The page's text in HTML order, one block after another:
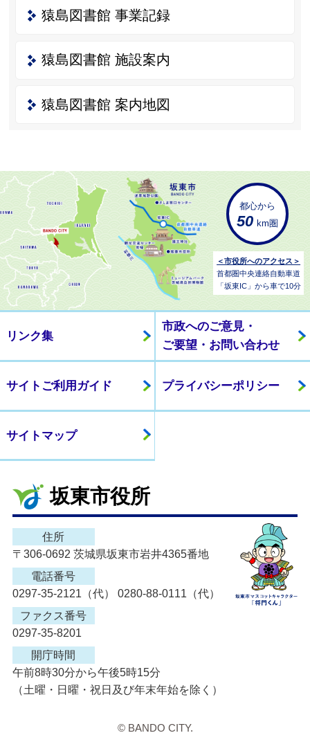
猿島図書館 事業記録
猿島図書館 施設案内
猿島図書館 案内地図
都心から
50 km圏
＜市役所へのアクセス＞
首都圏中央連絡自動車道
「坂東IC」から車で10分
リンク集
市政へのご意見・
ご要望・お問い合わせ
サイトご利用ガイド プライバシーポリシー
サイトマップ
坂東市役所
住所
〒306-0692 茨城県坂東市岩井4365番地
電話番号
0297-35-2121（代） 0280-88-0111（代）
ファクス番号
0297-35-8201
開庁時間
午前8時30分から午後5時15分
（土曜・日曜・祝日及び年末年始を除く）
© BANDO CITY.